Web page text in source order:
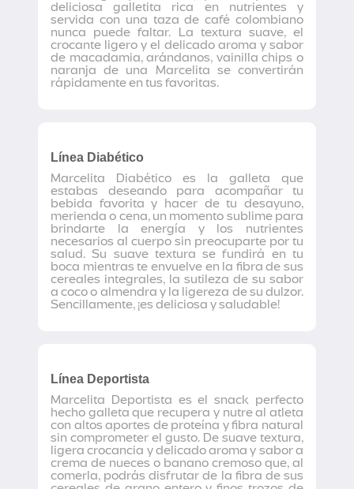
deliciosa galletita rica en nutrientes y
servida con una taza de café colombiano
nunca puede faltar. La textura suave, el
crocante ligero y el delicado aroma y sabor
de macadamia, arándanos, vainilla chips o
naranja de una Marcelita se convertirán
rápidamente en tus favoritas.
Línea Diabético
Marcelita Diabético es la galleta que
estabas deseando para acompañar tu
bebida favorita y hacer de tu desayuno,
merienda o cena, un momento sublime para
brindarte la energía y los nutrientes
necesarios al cuerpo sin preocuparte por tu
salud. Su suave textura se fundirá en tu
boca mientras te envuelve en la fibra de sus
cereales integrales, la sutileza de su sabor
a coco o almendra y la ligereza de su dulzor.
Sencillamente, ¡es deliciosa y saludable!
Línea Deportista
Marcelita Deportista es el snack perfecto
hecho galleta que recupera y nutre al atleta
con altos aportes de proteína y fibra natural
sin comprometer el gusto. De suave textura,
ligera crocancia y delicado aroma y sabor a
crema de nueces o banano cremoso que, al
comerla, podrás disfrutar de la fibra de sus